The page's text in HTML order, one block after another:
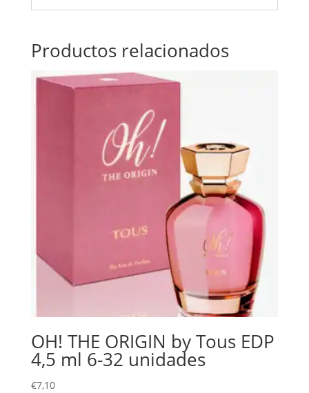
Productos relacionados
OH! THE ORIGIN by Tous EDP
4,5 ml 6-32 unidades
€7,10